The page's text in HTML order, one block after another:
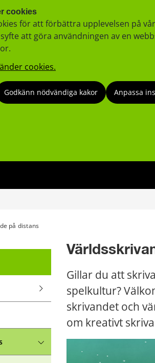
cookies
för att förbättra upplevelsen på
att göra användningen av en
cookies.
Godkänn nödvändiga kakor Anpassa
på distans
Gillar du att
spelkultur?
skrivandet och
om kreativt